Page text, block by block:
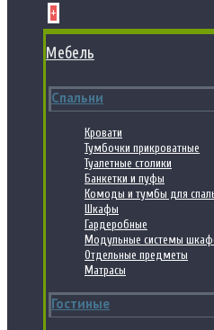
+
Мебель
Спальни
Кровати
Тумбочки прикроватные
Туалетные столики
Банкетки и пуфы
Комоды и тумбы для
Шкафы
Гардеробные
Модульные системы
Отдельные предметы
Матрасы
Гостиные